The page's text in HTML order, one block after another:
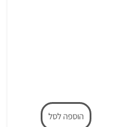
הוספה לסל